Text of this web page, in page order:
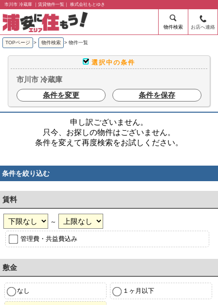
市川市 冷蔵庫 ｜賃貸物件一覧｜ 株式会社もとゆき
物件検索 お店へ連絡
TOPページ > 物件検索 > 物件一覧
選択中の条件
市川市 冷蔵庫
条件を変更
条件を保存
申し訳ございません。
只今、お探しの物件はございません。
条件を変えて再度検索をお試しください。
条件を絞り込む
賃料
～
管理費・共益費込み
敷金
なし １ヶ月以下